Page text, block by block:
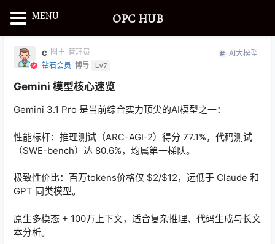
c 圈主 管理员
钻石会员 博导 Lv7
AI大模型
Gemini 模型核心速览
Gemini 3.1 Pro 是当前综合实力顶尖的AI模型之一：
性能标杆：推理测试（ARC-AGI-2）得分 77.1%，代码测试
（SWE-bench）达 80.6%，均属第一梯队。
极致性价比：百万tokens价格仅 $2/$12，远低于 Claude 和
GPT 同类模型。
原生多模态 + 100万上下文，适合复杂推理、代码生成与长文
本分析。
MENU OPC HUB